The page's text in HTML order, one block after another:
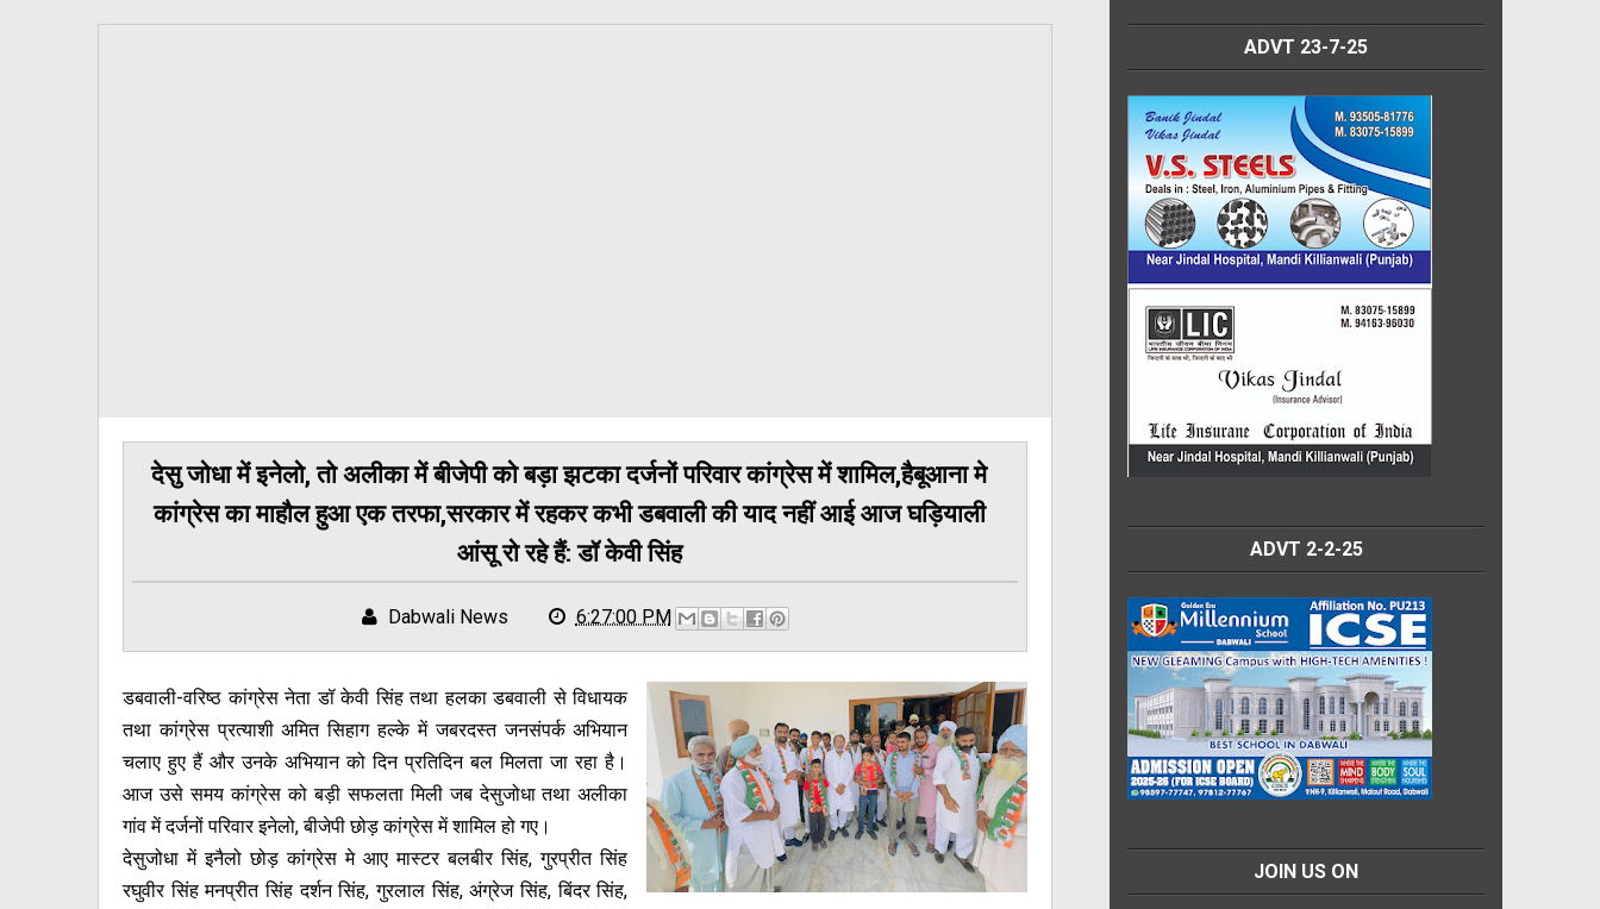
देसु जोधा में इनेलो, तो अलीका में बीजेपी को बड़ा झटका दर्जनों परिवार कांग्रेस में शामिल,हैबूआना मे
कांग्रेस का माहौल हुआ एक तरफा,सरकार में रहकर कभी डबवाली की याद नहीं आई आज घड़ियाली
आंसू रो रहे हैं: डॉ केवी सिंह
Dabwali News 6:27:00 PM
डबवाली-वरिष्ठ कांग्रेस नेता डॉ केवी सिंह तथा हलका डबवाली से विधायक
तथा कांग्रेस प्रत्याशी अमित सिहाग हल्के में जबरदस्त जनसंपर्क अभियान
चलाए हुए हैं और उनके अभियान को दिन प्रतिदिन बल मिलता जा रहा है।
आज उसे समय कांग्रेस को बड़ी सफलता मिली जब देसुजोधा तथा अलीका
गांव में दर्जनों परिवार इनेलो, बीजेपी छोड़ कांग्रेस में शामिल हो गए।
देसुजोधा में इनैलो छोड़ कांग्रेस मे आए मास्टर बलबीर सिंह, गुरप्रीत सिंह
रघुवीर सिंह मनप्रीत सिंह दर्शन सिंह, गुरलाल सिंह, अंग्रेज सिंह, बिंदर सिंह,
ADVT 23-7-25
ADVT 2-2-25
JOIN US ON